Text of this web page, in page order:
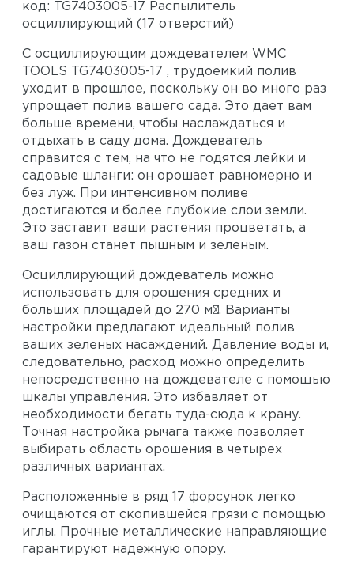
код: TG7403005-17 Распылитель
осциллирующий (17 отверстий)
С осциллирующим дождевателем WMC
TOOLS TG7403005-17 , трудоемкий полив
уходит в прошлое, поскольку он во много раз
упрощает полив вашего сада. Это дает вам
больше времени, чтобы наслаждаться и
отдыхать в саду дома. Дождеватель
справится с тем, на что не годятся лейки и
садовые шланги: он орошает равномерно и
без луж. При интенсивном поливе
достигаются и более глубокие слои земли.
Это заставит ваши растения процветать, а
ваш газон станет пышным и зеленым.
Осциллирующий дождеватель можно
использовать для орошения средних и
больших площадей до 270 м². Варианты
настройки предлагают идеальный полив
ваших зеленых насаждений. Давление воды и,
следовательно, расход можно определить
непосредственно на дождевателе с помощью
шкалы управления. Это избавляет от
необходимости бегать туда-сюда к крану.
Точная настройка рычага также позволяет
выбирать область орошения в четырех
различных вариантах.
Расположенные в ряд 17 форсунок легко
очищаются от скопившейся грязи с помощью
иглы. Прочные металлические направляющие
гарантируют надежную опору.